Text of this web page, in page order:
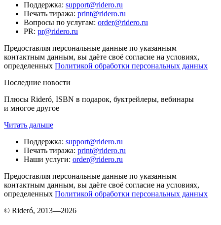
Поддержка: support@ridero.ru
Печать тиража: print@ridero.ru
Вопросы по услугам: order@ridero.ru
PR: pr@ridero.ru
Предоставляя персональные данные по указанным
контактным данным, вы даёте своё согласие на условиях,
определенных Политикой обработки персональных данных
Последние новости
Плюсы Rideró, ISBN в подарок, буктрейлеры, вебинары
и многое другое
Читать дальше
Поддержка: support@ridero.ru
Печать тиража: print@ridero.ru
Наши услуги: order@ridero.ru
Предоставляя персональные данные по указанным
контактным данным, вы даёте своё согласие на условиях,
определенных Политикой обработки персональных данных
© Rideró, 2013—2026